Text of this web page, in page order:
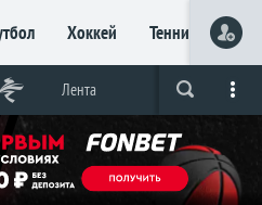
Хоккей Теннис Бои
Прогнозы Букмекеры
Лента